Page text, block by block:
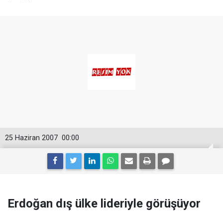
00:00
25 Haziran 2007
Erdoğan dış ülke lideriyle görüşüyor